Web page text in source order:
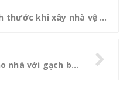
Một số lưu ý về kích thước khi xây nhà vệ sinh tại gầm cầu thang
Bí quyết tạo điểm nhấn cho nhà với gạch bông Địa Trung Hải